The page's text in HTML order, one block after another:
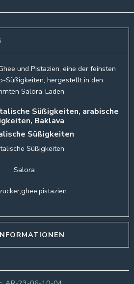
und Pistazien, eine der feinsten
Süßigkeiten, hergestellt in den
Salora-Läden
Süßigkeiten, arabische
Baklava
Süßigkeiten
Süßigkeiten
Salora